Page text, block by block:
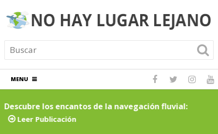
MENU
Descubre los encantos de la navegación fluvial:
cruceros por ríos inolvidables
Leer Publicación